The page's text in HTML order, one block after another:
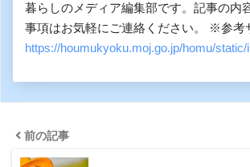
暮らしのメディア編集部です。記事の内
事項はお気軽にご連絡ください。 ※参考
https://houmukyoku.moj.go.jp/homu/static/
前の記事